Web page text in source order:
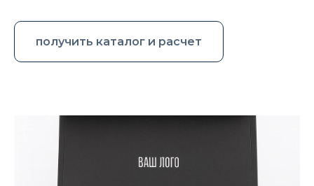
получить каталог и расчет